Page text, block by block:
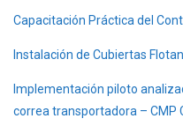
Capacitación Práctica del
Instalación de Cubiertas
Implementación piloto
correa transportadora – CMP